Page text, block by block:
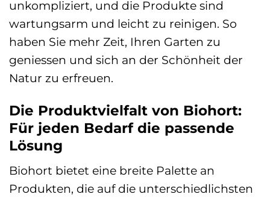
unkompliziert, und die Produkte sind
wartungsarm und leicht zu reinigen. So
haben Sie mehr Zeit, Ihren Garten zu
geniessen und sich an der Schönheit der
Natur zu erfreuen.
Die Produktvielfalt von Biohort:
Für jeden Bedarf die passende
Lösung
Biohort bietet eine breite Palette an
Produkten, die auf die unterschiedlichsten